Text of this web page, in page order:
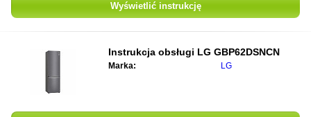
Wyświetlić instrukcję
Instrukcja obsługi LG GBP62DSNCN
Marka: LG